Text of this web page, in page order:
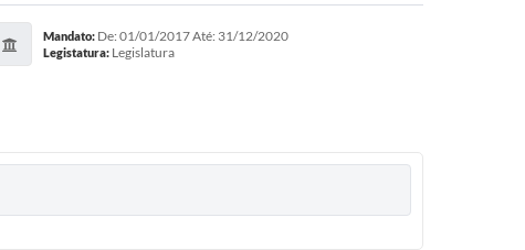
Mandato:De: 01/01/2017 Até: 31/12/2020
Legistatura:Legislatura